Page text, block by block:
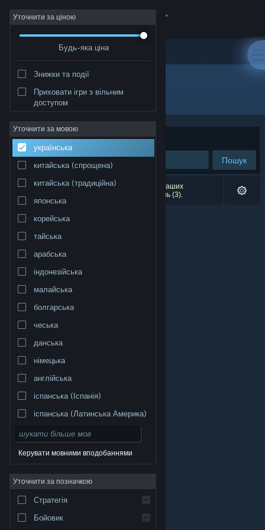
Увійти
Крамниця
Інформація
Підтримка
Змінити мову
Переглянути повну версію
© Valve Corporation. Усі права захищено. Усі
Юридична інформація
підписника Steam
cookie
Уточнити за ціною
Будь-яка ціна
Знижки та події
Приховати ігри з вільним
доступом
Уточнити за мовою
українська
китайська (спрощена)
китайська (традиційна)
японська
корейська
тайська
арабська
індонезійська
малайська
болгарська
чеська
данська
німецька
англійська
іспанська (Іспанія)
іспанська (Латинська Америка)
Керувати мовними вподобаннями
Уточнити за позначкою
Стратегія
Бойовик
Розробник: Chroma Coda
Упорядкувати за доречністю
Пошук
Результатів вашого пошуку: 0. Відповідно до ваших
уподобань було виключено кілька найменувань (3).